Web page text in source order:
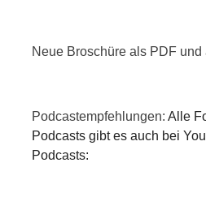
Neue Broschüre als PDF
Podcastempfehlungen:Alle
Podcasts gibt es auch bei
Podcasts: